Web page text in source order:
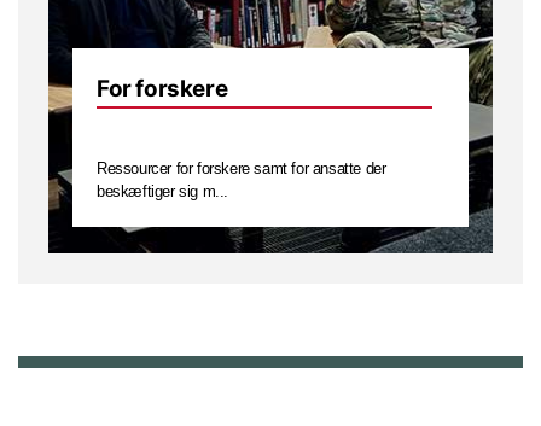
For forskere
Ressourcer for forskere samt for ansatte der
beskæftiger sig m...